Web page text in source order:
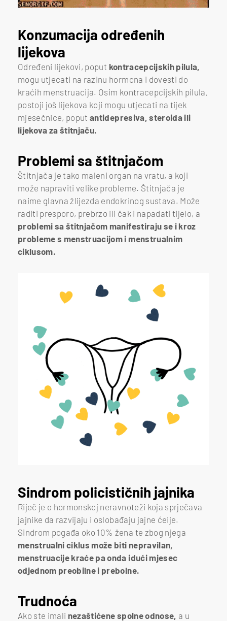
Konzumacija određenih
lijekova
Određeni lijekovi, poput kontracepcijskih pilula,
mogu utjecati na razinu hormona i dovesti do
kraćih menstruacija. Osim kontracepcijskih pilula,
postoji još lijekova koji mogu utjecati na tijek
mjesečnice, poputantidepresiva, steroida ili
lijekova za štitnjaču.
Problemi sa štitnjačom
Štitnjača je tako maleni organ na vratu, a koji
može napraviti velike probleme. Štitnjača je
naime glavna žlijezda endokrinog sustava. Može
raditi presporo, prebrzo ili čak i napadati tijelo, a
problemi sa štitnjačom manifestiraju se i kroz
probleme s menstruacijom i menstrualnim
ciklusom.
Sindrom policističnih jajnika
Riječ je o hormonskoj neravnoteži koja sprječava
jajnike da razvijaju i oslobađaju jajne ćeije.
Sindrom pogađa oko 10% žena te zbog njega
menstrualni ciklus može biti nepravilan,
menstruacije kraće pa onda idući mjesec
odjednom preobilne i prebolne.
Trudnoća
Ako ste imali nezaštićene spolne odnose, a u